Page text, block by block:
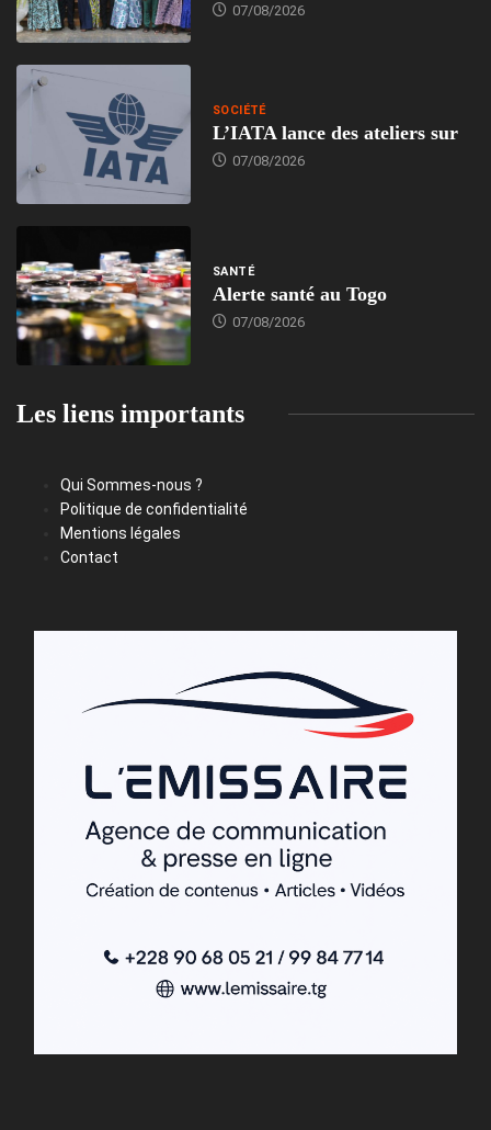
07/08/2026
SOCIÉTÉ
L’IATA lance des ateliers sur
07/08/2026
SANTÉ
Alerte santé au Togo
07/08/2026
Les liens importants
Qui Sommes-nous ?
Politique de confidentialité
Mentions légales
Contact